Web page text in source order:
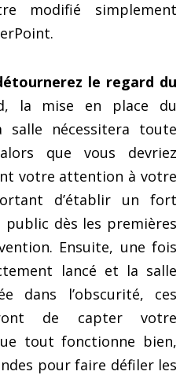
modifié simplement
le regard du
la mise en place du
salle nécessitera toute
que vous devriez
votre attention à votre
d’établir un fort
public dès les premières
Ensuite, une fois
lancé et la salle
dans l’obscurité, ces
de capter votre
tout fonctionne bien,
pour faire défiler les